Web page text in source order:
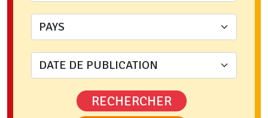
RECHERCHER